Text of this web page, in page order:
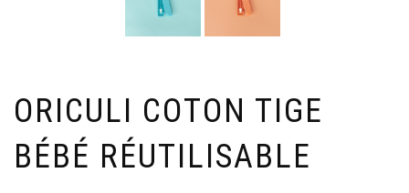
ORICULI COTON TIGE
BÉBÉ RÉUTILISABLE